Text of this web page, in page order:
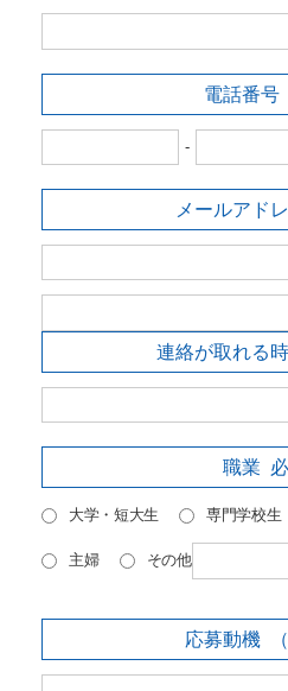
電話番号
-
メールアド
連絡が取れる
職業
大学・短大生 専門学校生
主婦 その他
応募動機